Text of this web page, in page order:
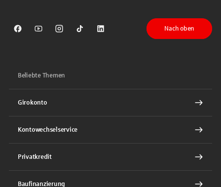
Sparkasse auf Facebook
Sparkasse auf Youtube
Sparkasse auf Instagram
Sparkasse auf TikTok
Sparkasse auf LinkedIn
Nach oben
Beliebte Themen
Girokonto
Kontowechselservice
Privatkredit
Baufinanzierung